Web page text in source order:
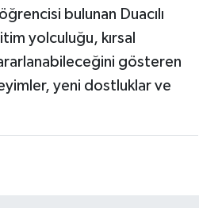
bulunan Duacılı
yolculuğu, kırsal
gösteren
yeni dostluklar ve